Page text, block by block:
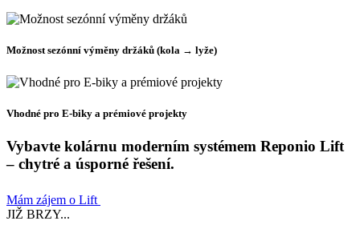
Možnost sezónní výměny držáků (kola → lyže)
Vhodné pro E-biky a prémiové projekty
Vybavte kolárnu moderním systémem Reponio Lift
– chytré a úsporné řešení.
Mám zájem o Lift
JIŽ BRZY...